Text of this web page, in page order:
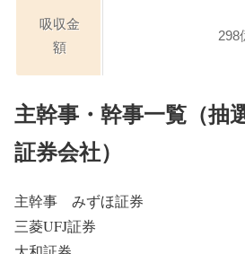
吸収金
額
298
主幹事・幹事一覧（抽
証券会社）
主幹事 みずほ証券
三菱UFJ証券